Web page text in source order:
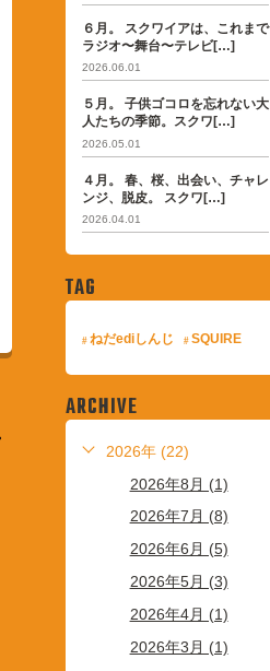
６月。 スクワイアは、これまで
ラジオ〜舞台〜テレビ[…]
2026.06.01
５月。 子供ゴコロを忘れない大
人たちの季節。スクワ[…]
2026.05.01
４月。 春、桜、出会い、チャレ
ンジ、脱皮。 スクワ[…]
2026.04.01
TAG
ねだediしんじ SQUIRE
ARCHIVE
2026年 (22)
2026年8月 (1)
2026年7月 (8)
2026年6月 (5)
2026年5月 (3)
2026年4月 (1)
2026年3月 (1)